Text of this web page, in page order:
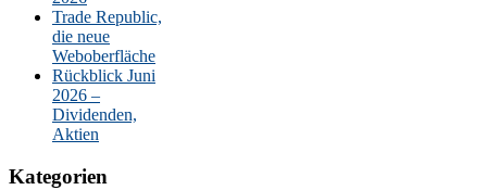
Trade Republic,
die neue
Weboberfläche
Rückblick Juni
2026 –
Dividenden,
Aktien
Kategorien